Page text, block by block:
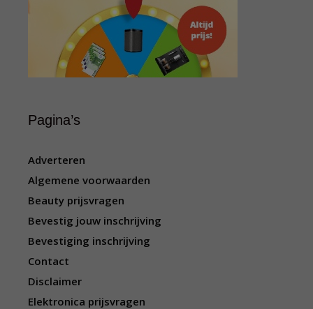
Pagina’s
Adverteren
Algemene voorwaarden
Beauty prijsvragen
Bevestig jouw inschrijving
Bevestiging inschrijving
Contact
Disclaimer
Elektronica prijsvragen